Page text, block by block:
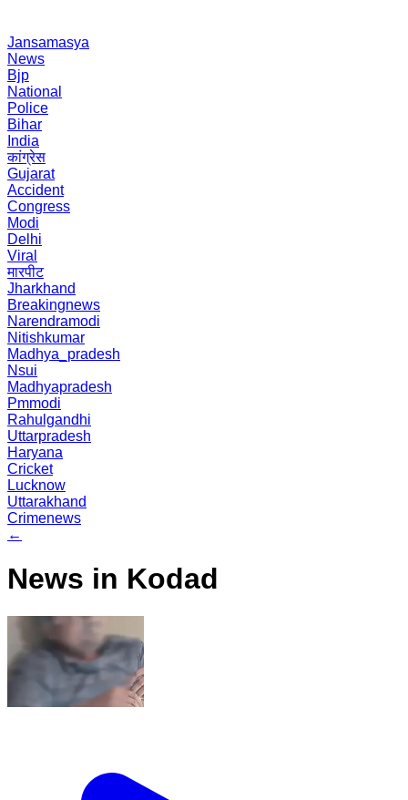
Jansamasya
News
Bjp
National
Police
Bihar
India
कांग्रेस
Gujarat
Accident
Congress
Modi
Delhi
Viral
मारपीट
Jharkhand
Breakingnews
Narendramodi
Nitishkumar
Madhya_pradesh
Nsui
Madhyapradesh
Pmmodi
Rahulgandhi
Uttarpradesh
Haryana
Cricket
Lucknow
Uttarakhand
Crimenews
←
News in Kodad